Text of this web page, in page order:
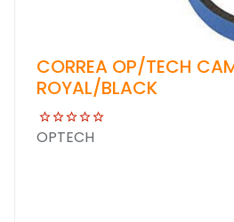
CORREA OP/TECH
ROYAL/BLACK
OPTECH